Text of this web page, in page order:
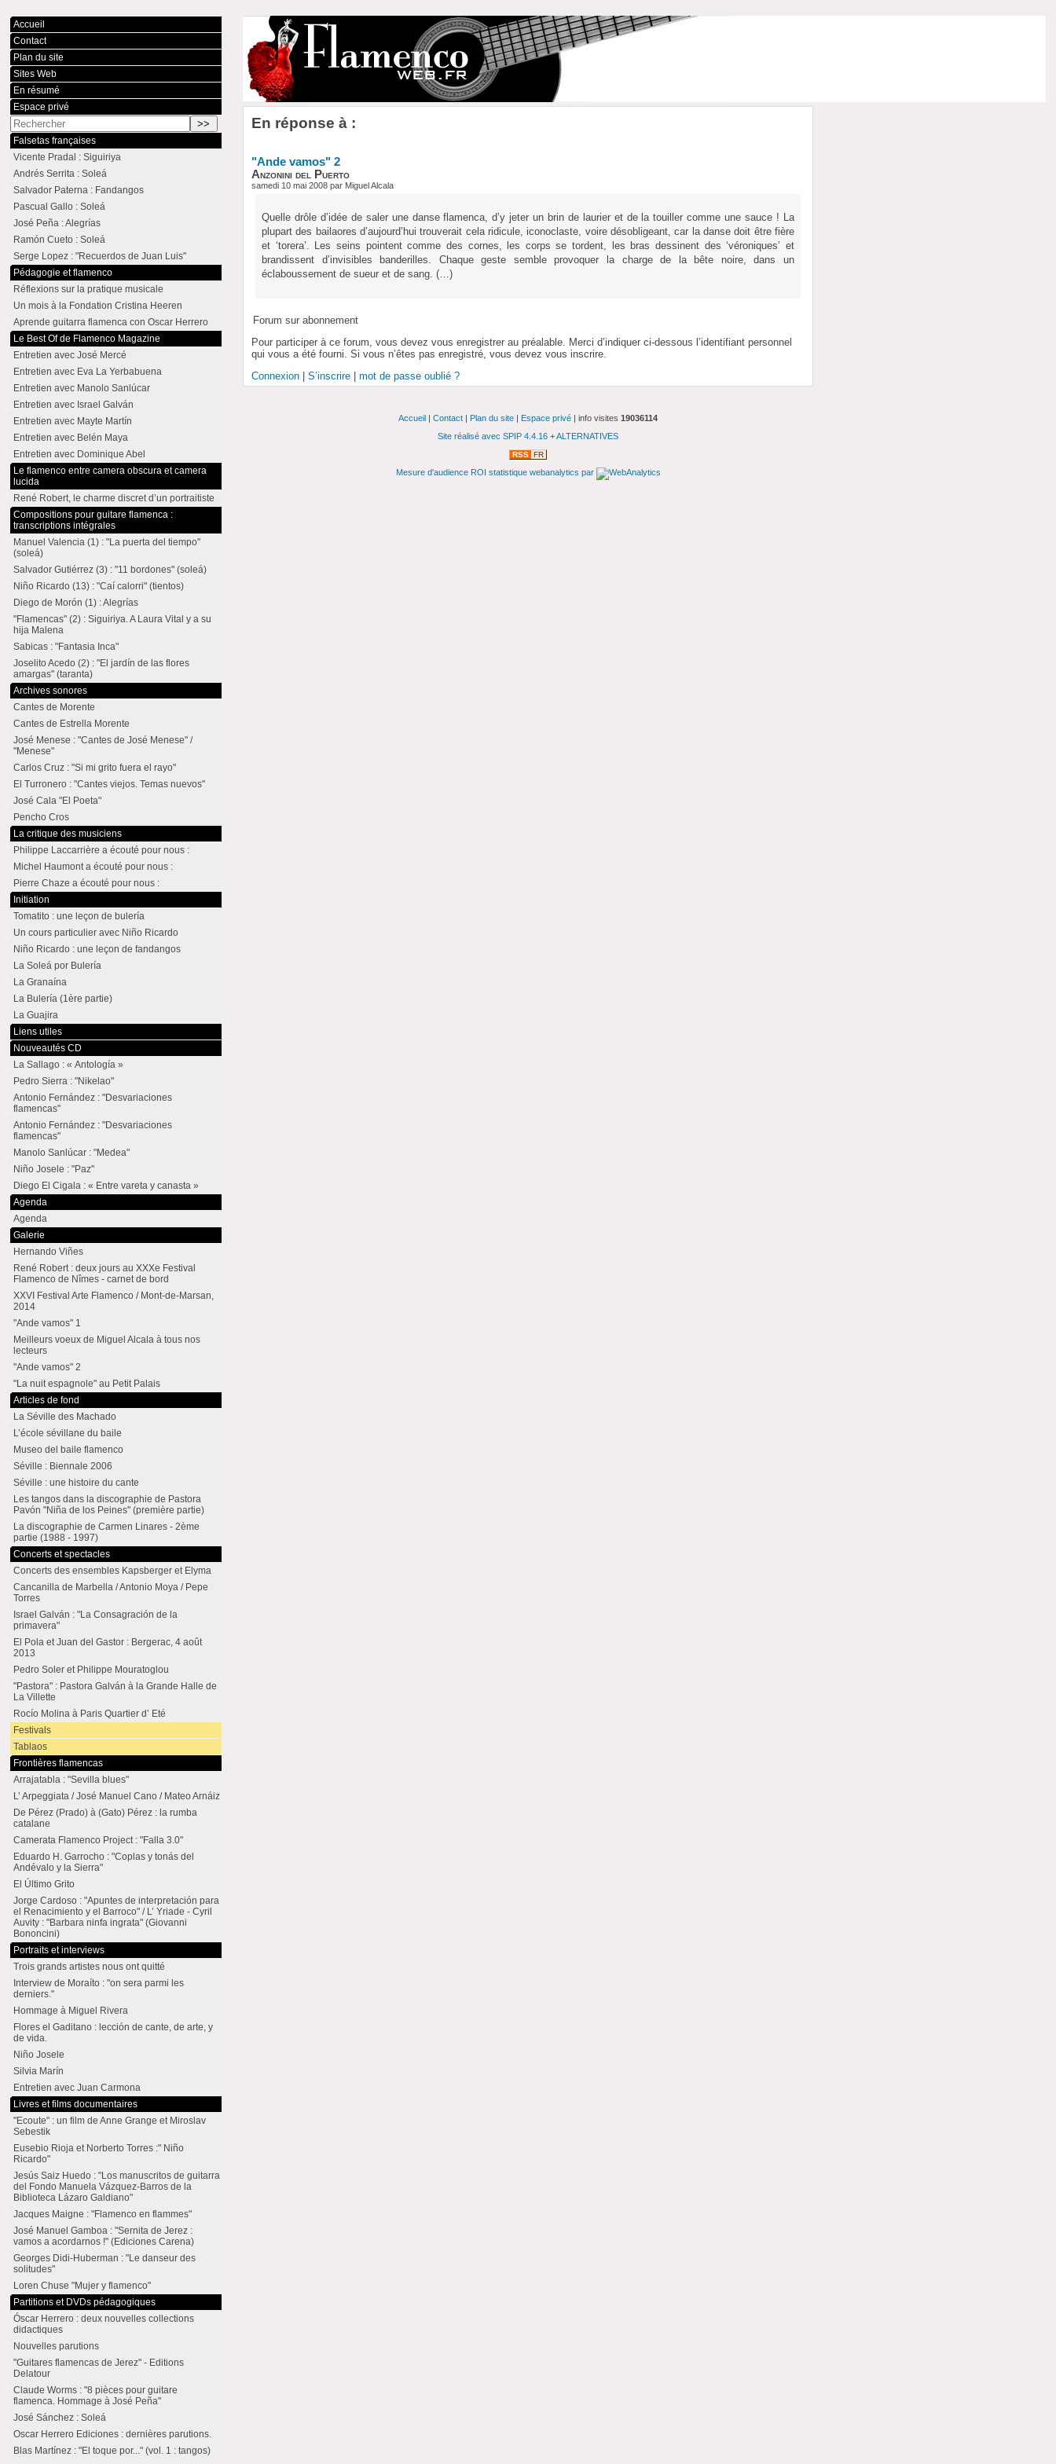
En réponse à :
"Ande vamos" 2
Anzonini del Puerto
samedi 10 mai 2008 par Miguel Alcala
Quelle drôle d’idée de saler une danse flamenca, d’y jeter un brin de laurier et de la touiller comme une sauce ! La
plupart des bailaores d’aujourd’hui trouverait cela ridicule, iconoclaste, voire désobligeant, car la danse doit être fière
et ‘torera’. Les seins pointent comme des cornes, les corps se tordent, les bras dessinent des ‘véroniques’ et
brandissent d’invisibles banderilles. Chaque geste semble provoquer la charge de la bête noire, dans un
éclaboussement de sueur et de sang. (…)
Forum sur abonnement
Pour participer à ce forum, vous devez vous enregistrer au préalable. Merci d’indiquer ci-dessous l’identifiant personnel
qui vous a été fourni. Si vous n’êtes pas enregistré, vous devez vous inscrire.
Connexion |S’inscrire |mot de passe oublié ?
Accueil
Contact
Plan du site
Sites Web
En résumé
Espace privé
Falsetas françaises
Vicente Pradal : Siguiriya
Andrés Serrita : Soleá
Salvador Paterna : Fandangos
Pascual Gallo : Soleá
José Peña : Alegrías
Ramón Cueto : Soleá
Serge Lopez : "Recuerdos de Juan Luis"
Pédagogie et flamenco
Réflexions sur la pratique musicale
Un mois à la Fondation Cristina Heeren
Aprende guitarra flamenca con Oscar Herrero
Le Best Of de Flamenco Magazine
Entretien avec José Mercé
Entretien avec Eva La Yerbabuena
Entretien avec Manolo Sanlúcar
Entretien avec Israel Galván
Entretien avec Mayte Martín
Entretien avec Belén Maya
Entretien avec Dominique Abel
Le flamenco entre camera obscura et camera
lucida
René Robert, le charme discret d’un portraitiste
Compositions pour guitare flamenca :
transcriptions intégrales
Manuel Valencia (1) : "La puerta del tiempo"
(soleá)
Salvador Gutiérrez (3) : "11 bordones" (soleá)
Niño Ricardo (13) : "Caí calorri" (tientos)
Diego de Morón (1) : Alegrías
"Flamencas" (2) : Siguiriya. A Laura Vital y a su
hija Malena
Sabicas : "Fantasia Inca"
Joselito Acedo (2) : "El jardín de las flores
amargas" (taranta)
Archives sonores
Cantes de Morente
Cantes de Estrella Morente
José Menese : "Cantes de José Menese" /
"Menese"
Carlos Cruz : "Si mi grito fuera el rayo"
El Turronero : "Cantes viejos. Temas nuevos"
José Cala "El Poeta"
Pencho Cros
La critique des musiciens
Philippe Laccarrière a écouté pour nous :
Michel Haumont a écouté pour nous :
Pierre Chaze a écouté pour nous :
Initiation
Tomatito : une leçon de bulería
Un cours particulier avec Niño Ricardo
Niño Ricardo : une leçon de fandangos
La Soleá por Bulería
La Granaína
La Bulería (1ère partie)
La Guajira
Liens utiles
Nouveautés CD
La Sallago : « Antología »
Pedro Sierra : "Nikelao"
Antonio Fernández : "Desvariaciones
flamencas"
Antonio Fernández : "Desvariaciones
flamencas"
Manolo Sanlúcar : "Medea"
Niño Josele : "Paz"
Diego El Cigala : « Entre vareta y canasta »
Agenda
Agenda
Galerie
Hernando Viñes
René Robert : deux jours au XXXe Festival
Flamenco de Nîmes - carnet de bord
XXVI Festival Arte Flamenco / Mont-de-Marsan,
2014
"Ande vamos" 1
Meilleurs voeux de Miguel Alcala à tous nos
lecteurs
"Ande vamos" 2
"La nuit espagnole" au Petit Palais
Articles de fond
La Séville des Machado
L’école sévillane du baile
Museo del baile flamenco
Séville : Biennale 2006
Séville : une histoire du cante
Les tangos dans la discographie de Pastora
Pavón "Niña de los Peines" (première partie)
La discographie de Carmen Linares - 2ème
partie (1988 - 1997)
Concerts et spectacles
Concerts des ensembles Kapsberger et Elyma
Cancanilla de Marbella / Antonio Moya / Pepe
Torres
Israel Galván : "La Consagración de la
primavera"
El Pola et Juan del Gastor : Bergerac, 4 août
2013
Pedro Soler et Philippe Mouratoglou
"Pastora" : Pastora Galván à la Grande Halle de
La Villette
Rocío Molina à Paris Quartier d’ Eté
Festivals
Tablaos
Frontières flamencas
Arrajatabla : "Sevilla blues"
L’ Arpeggiata / José Manuel Cano / Mateo Arnáiz
De Pérez (Prado) à (Gato) Pérez : la rumba
catalane
Camerata Flamenco Project : "Falla 3.0"
Eduardo H. Garrocho : "Coplas y tonás del
Andévalo y la Sierra"
El Último Grito
Jorge Cardoso : "Apuntes de interpretación para
el Renacimiento y el Barroco" / L’ Yriade - Cyril
Auvity : "Barbara ninfa ingrata" (Giovanni
Bononcini)
Portraits et interviews
Trois grands artistes nous ont quitté
Interview de Moraíto : "on sera parmi les
derniers."
Hommage à Miguel Rivera
Flores el Gaditano : lección de cante, de arte, y
de vida.
Niño Josele
Silvia Marín
Entretien avec Juan Carmona
Livres et films documentaires
"Ecoute" : un film de Anne Grange et Miroslav
Sebestik
Eusebio Rioja et Norberto Torres :" Niño
Ricardo"
Jesús Saiz Huedo : "Los manuscritos de guitarra
del Fondo Manuela Vázquez-Barros de la
Biblioteca Lázaro Galdiano"
Jacques Maigne : "Flamenco en flammes"
José Manuel Gamboa : "Sernita de Jerez :
vamos a acordarnos !" (Ediciones Carena)
Georges Didi-Huberman : "Le danseur des
solitudes"
Loren Chuse "Mujer y flamenco"
Partitions et DVDs pédagogiques
Óscar Herrero : deux nouvelles collections
didactiques
Nouvelles parutions
"Guitares flamencas de Jerez" - Editions
Delatour
Claude Worms : "8 pièces pour guitare
flamenca. Hommage à José Peña"
José Sánchez : Soleá
Oscar Herrero Ediciones : dernières parutions.
Blas Martínez : "El toque por..." (vol. 1 : tangos)
Accueil | Contact | Plan du site | Espace privé | info visites 19036114
Site réalisé avec SPIP 4.4.16 +ALTERNATIVES
RSS FR
Mesure d'audience ROI statistique webanalytics par